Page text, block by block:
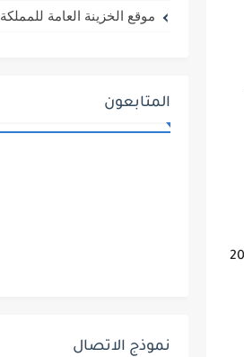
موقع الخزينة العامة للمملكة
المتابعون
نموذج الاتصال